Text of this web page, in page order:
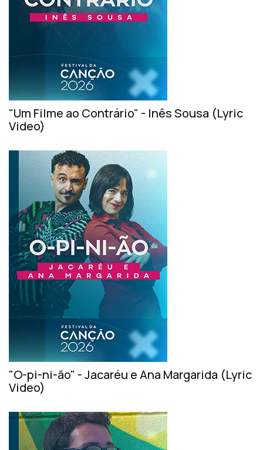
"Um Filme ao Contrário" - Inês Sousa (Lyric
Video)
"O-pi-ni-ão" - Jacaréu e Ana Margarida (Lyric
Video)